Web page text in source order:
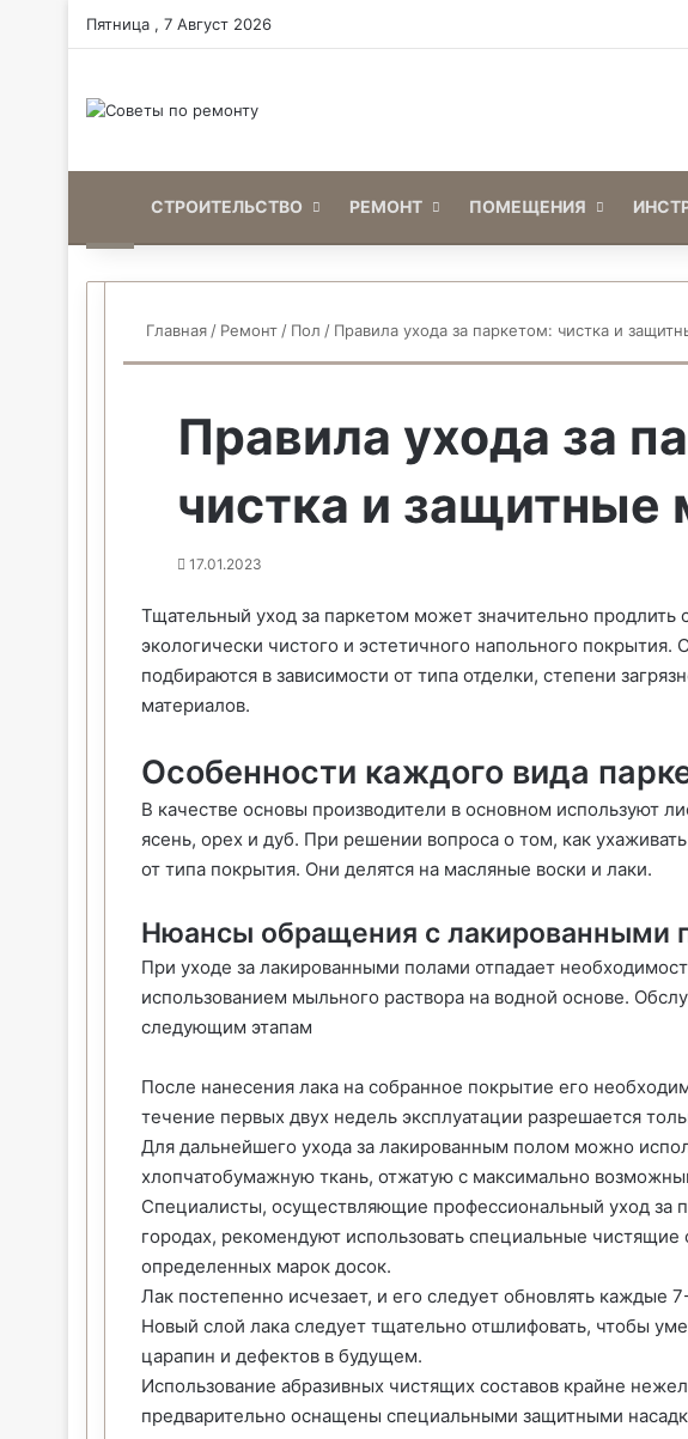
Пятница , 7 Август 2026
HomeСТРОИТЕЛЬСТВО РЕМОНТ ПОМЕЩЕНИЯ
Главная / Ремонт / Пол / Правила ухода за паркетом: чистка и
Правила ухода за
чистка и защитные
17.01.2023
Тщательный уход за паркетом может значительно продлить
экологически чистого и эстетичного напольного покрытия.
подбираются в зависимости от типа отделки, степени
материалов.
Особенности каждого вида
В качестве основы производители в основном используют
ясень, орех и дуб. При решении вопроса о том, как
от типа покрытия. Они делятся на масляные воски и лаки.
Нюансы обращения с лакированными
При уходе за лакированными полами отпадает
использованием мыльного раствора на водной основе.
следующим этапам
После нанесения лака на собранное покрытие его
течение первых двух недель эксплуатации разрешается
Для дальнейшего ухода за лакированным полом можно
хлопчатобумажную ткань, отжатую с максимально
Специалисты, осуществляющие профессиональный уход за
городах, рекомендуют использовать специальные
определенных марок досок.
Лак постепенно исчезает, и его следует обновлять каждые
Новый слой лака следует тщательно отшлифовать, чтобы
царапин и дефектов в будущем.
Использование абразивных чистящих составов крайне
предварительно оснащены специальными защитными